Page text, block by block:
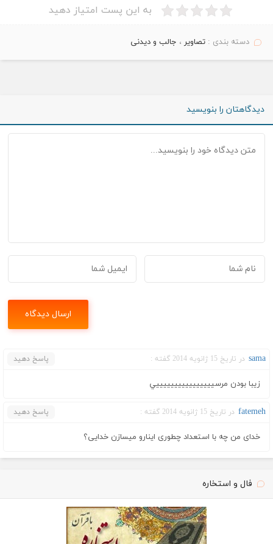
به این پست امتیاز دهید
دسته بندی :تصاویر ، جالب و دیدنی
دیدگاهتان را بنویسید
sama در تاریخ 15 ژانویه 2014 گفته : پاسخ دهید
زيبا بودن مرسييييييييييييييييي
fatemeh در تاریخ 15 ژانویه 2014 گفته : پاسخ دهید
خدای من چه با استعداد چطوری اینارو میسازن خدایی؟
فال و استخاره